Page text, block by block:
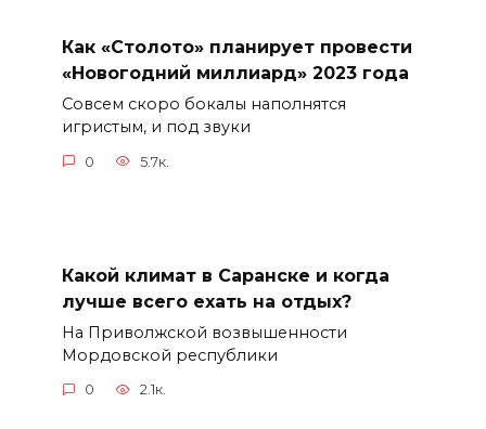
Как «Столото» планирует провести
«Новогодний миллиард» 2023 года
Совсем скоро бокалы наполнятся
игристым, и под звуки
0 5.7к.
Какой климат в Саранске и когда
лучше всего ехать на отдых?
На Приволжской возвышенности
Мордовской республики
0 2.1к.